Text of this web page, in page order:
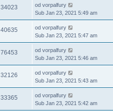
34023 od vorpalfury
Sub Jan 23, 2021 5:49 am
40635 od vorpalfury
Sub Jan 23, 2021 5:47 am
76453 od vorpalfury
Sub Jan 23, 2021 5:46 am
32126 od vorpalfury
Sub Jan 23, 2021 5:43 am
33365 od vorpalfury
Sub Jan 23, 2021 5:42 am